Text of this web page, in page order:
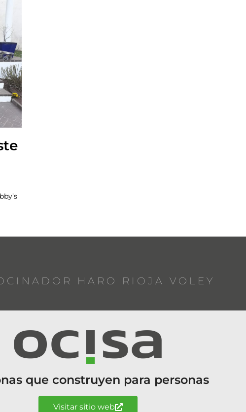
HARO RIOJA VOLEY
que construyen para personas
Visitar sitio web